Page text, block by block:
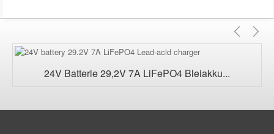
24V Batterie 29,2V 7A LiFePO4 Bleiakku...